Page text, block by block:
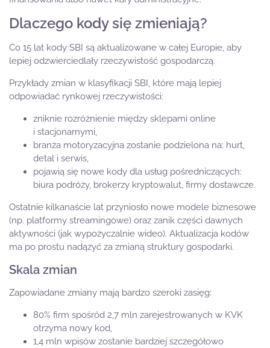
Dlaczego kody się zmieniają?
Co 15 lat kody SBI są aktualizowane w całej Europie, aby
lepiej odzwierciedlały rzeczywistość gospodarczą.
Przykłady zmian w klasyfikacji SBI, które mają lepiej
odpowiadać rynkowej rzeczywistości:
zniknie rozróżnienie między sklepami online
i stacjonarnymi,
branża motoryzacyjna zostanie podzielona na: hurt,
detal i serwis,
pojawią się nowe kody dla usług pośredniczących:
biura podróży, brokerzy kryptowalut, firmy dostawcze.
Ostatnie kilkanaście lat przyniosło nowe modele biznesowe
(np. platformy streamingowe) oraz zanik części dawnych
aktywności (jak wypożyczalnie wideo). Aktualizacja kodów
ma po prostu nadążyć za zmianą struktury gospodarki.
Skala zmian
Zapowiadane zmiany mają bardzo szeroki zasięg:
80% firm spośród 2,7 mln zarejestrowanych w KVK
otrzyma nowy kod,
1,4 mln wpisów zostanie bardziej szczegółowo